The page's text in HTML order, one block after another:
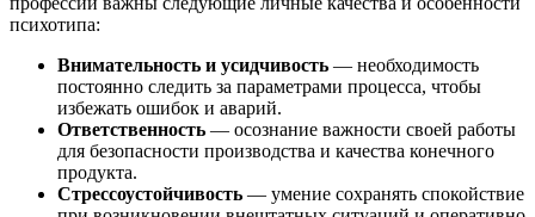
психотипа:
Внимательность и усидчивость — необходимость
постоянно следить за параметрами процесса, чтобы
избежать ошибок и аварий.
Ответственность — осознание важности своей работы
для безопасности производства и качества конечного
продукта.
Стрессоустойчивость — умение сохранять спокойствие